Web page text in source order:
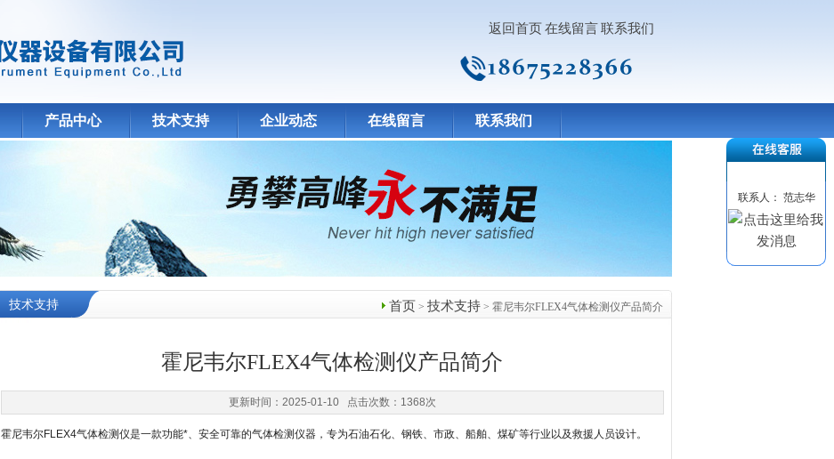
返回首页在线留言联系我们
产品中心 技术支持 企业动态 在线留言 联系我们
首页 > 技术支持 > 霍尼韦尔FLEX4气体检测仪产品简介
技术支持
霍尼韦尔FLEX4气体检测仪产品简介
更新时间：2025-01-10 点击次数：1368次
霍尼韦尔FLEX4气体检测仪是一款功能*、安全可靠的气体检测仪器，专为石油石化、钢铁、市政、船舶、煤矿等行业以及救援人员设计。
联系人： 范志华